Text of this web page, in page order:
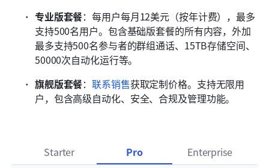
专业版套餐：每用户每月12美元（按年计费），最多
支持500名用户。包含基础版套餐的所有内容，外加
最多支持500名参与者的群组通话、15TB存储空间、
50000次自动化运行等。
旗舰版套餐：联系销售获取定制价格。支持无限用
户，包含高级自动化、安全、合规及管理功能。
Starter Pro Enterprise